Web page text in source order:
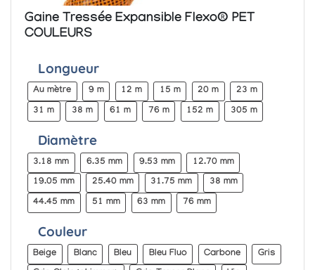
Gaine Tressée Expansible Flexo® PET
COULEURS
Longueur
Au mètre 9 m 12 m 15 m 20 m
23 m
31 m
38 m 61 m 76 m 152 m 305 m
Diamètre
3.18 mm 6.35 mm 9.53 mm
12.70 mm
19.05 mm
25.40 mm 31.75 mm
38 mm
44.45 mm
51 mm 63 mm 76 mm
Couleur
Beige Blanc Bleu Bleu Fluo Carbone
Gris